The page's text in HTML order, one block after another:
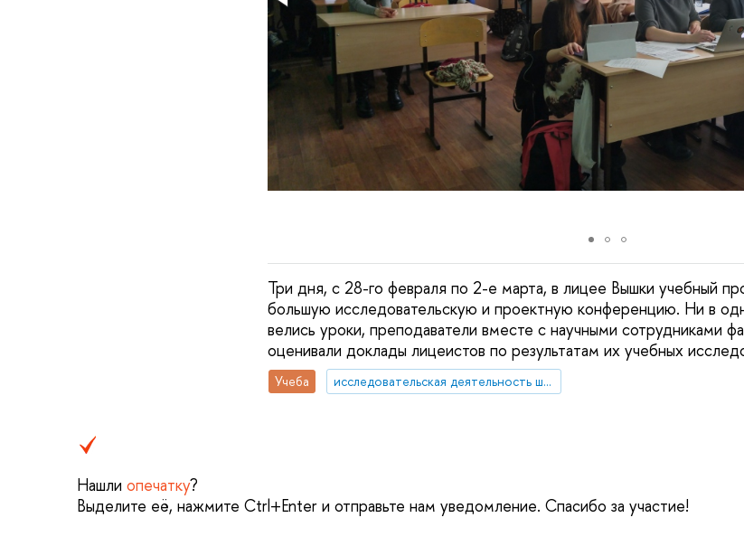
Три дня, с 28-го февраля по 2-е марта, в лицее Вышки учебный
большую исследовательскую и проектную конференцию. Ни в
велись уроки, преподаватели вместе с научными сотрудниками
оценивали доклады лицеистов по результатам их учебных
Учеба исследовательская деятельность школьников
Нашли опечатку?
Выделите её, нажмите Ctrl+Enter и отправьте нам уведомление. Спасибо за участие!